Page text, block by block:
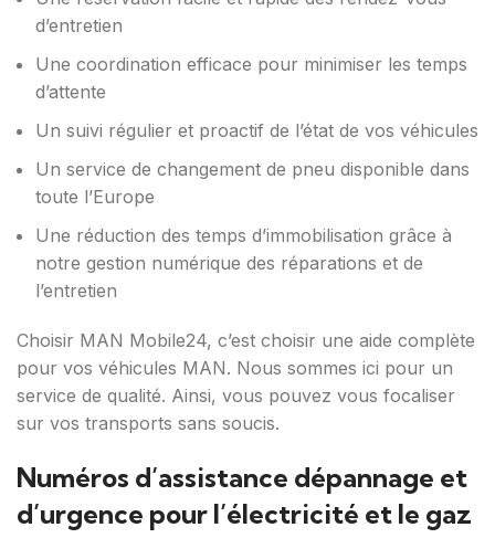
d’entretien
Une coordination efficace pour minimiser les temps
d’attente
Un suivi régulier et proactif de l’état de vos véhicules
Un service de changement de pneu disponible dans
toute l’Europe
Une réduction des temps d’immobilisation grâce à
notre gestion numérique des réparations et de
l’entretien
Choisir MAN Mobile24, c’est choisir une aide complète
pour vos véhicules MAN. Nous sommes ici pour un
service de qualité. Ainsi, vous pouvez vous focaliser
sur vos transports sans soucis.
Numéros d’assistance dépannage et
d’urgence pour l’électricité et le gaz